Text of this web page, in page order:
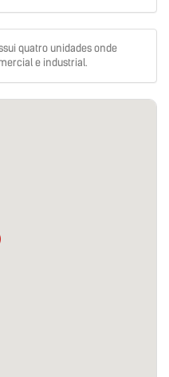
quatro unidades onde
e industrial.